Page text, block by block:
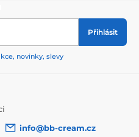
Přihlásit
novinky, slevy
info@bb-cream.cz